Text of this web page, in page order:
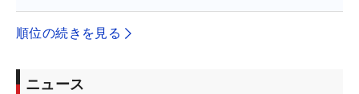
順位の続きを見る
ニュース